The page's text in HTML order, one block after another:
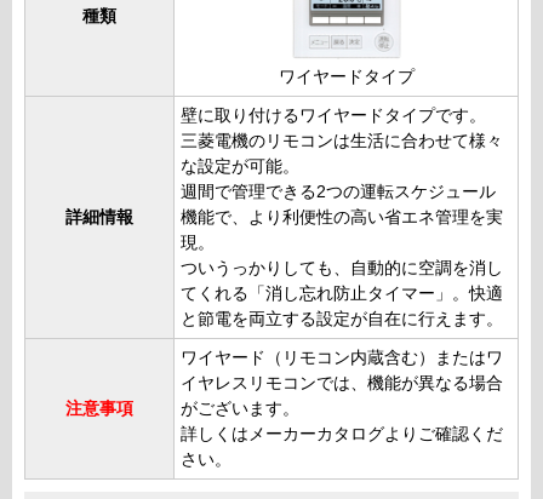
種類
ワイヤードタイプ
詳細情報
壁に取り付けるワイヤードタイプです。
三菱電機のリモコンは生活に合わせて様々
な設定が可能。
週間で管理できる2つの運転スケジュール
機能で、より利便性の高い省エネ管理を実
現。
ついうっかりしても、自動的に空調を消し
てくれる「消し忘れ防止タイマー」。快適
と節電を両立する設定が自在に行えます。
注意事項
ワイヤード（リモコン内蔵含む）またはワ
イヤレスリモコンでは、機能が異なる場合
がございます。
詳しくはメーカーカタログよりご確認くだ
さい。